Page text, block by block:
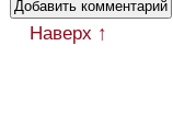
Наверх ↑